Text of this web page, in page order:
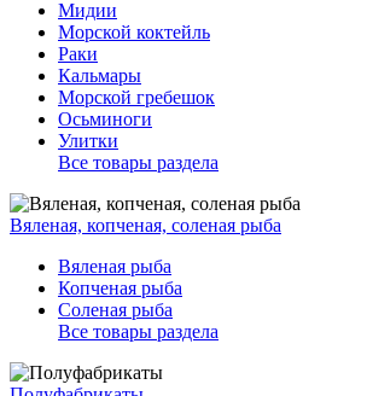
Мидии
Морской коктейль
Раки
Кальмары
Морской гребешок
Осьминоги
Улитки
Все товары раздела
Вяленая, копченая, соленая рыба
Вяленая рыба
Копченая рыба
Соленая рыба
Все товары раздела